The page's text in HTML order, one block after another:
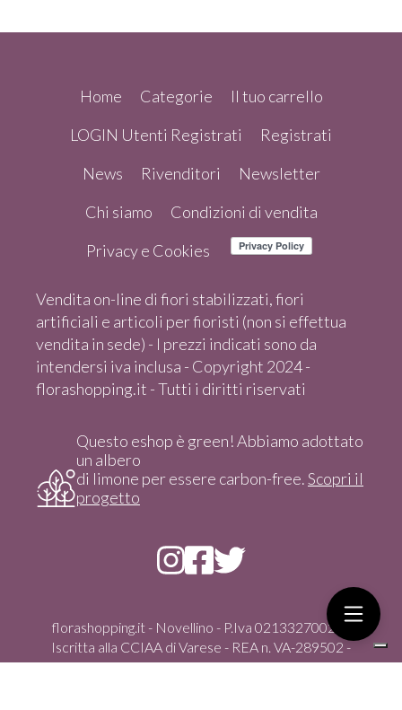
Home Categorie
Il tuo carrello
LOGIN Utenti Registrati
Registrati
News
Rivenditori
Newsletter
Chi siamo
Condizioni di vendita
Privacy e Cookies
Vendita on-line di fiori stabilizzati, fiori
artificiali e articoli per fioristi (non si effettua
vendita in sede) - I prezzi indicati sono da
intendersi iva inclusa - Copyright 2024 -
florashopping.it - Tutti i diritti riservati
Questo eshop è green! Abbiamo adottato
un albero
di limone per essere carbon-free.Scopri il
progetto
florashopping.it - Novellino - P.Iva 02133270021 -
Iscritta alla CCIAA di Varese - REA n. VA-289502 -
Copyright 2024 - Tutti i diritti riservati